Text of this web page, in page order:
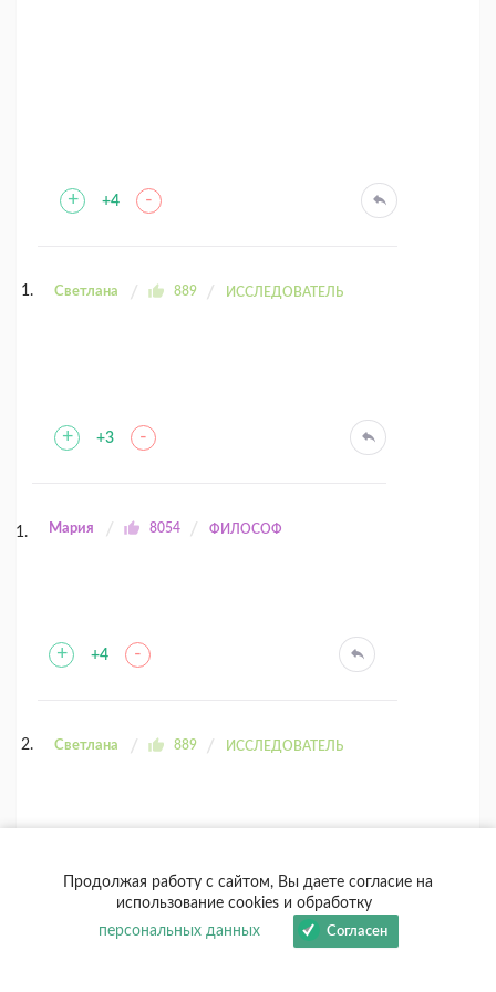
+ +4 -
Светлана 889 ИССЛЕДОВАТЕЛЬ
+ +3 -
Мария 8054 ФИЛОСОФ
+ +4 -
Светлана 889 ИССЛЕДОВАТЕЛЬ
+4 -
Продолжая работу с сайтом, Вы даете согласие на
использование cookies и обработку
персональных данных
Согласен